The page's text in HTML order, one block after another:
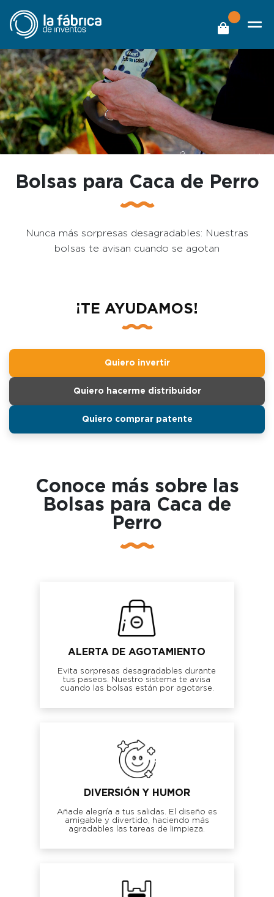
Bolsas para Caca de Perro
Nunca más sorpresas desagradables: Nuestras
bolsas te avisan cuando se agotan
¡TE AYUDAMOS!
Quiero invertir
Quiero hacerme distribuidor
Quiero comprar patente
Conoce más sobre las
Bolsas para Caca de
Perro
ALERTA DE AGOTAMIENTO
Evita sorpresas desagradables durante
tus paseos. Nuestro sistema te avisa
cuando las bolsas están por agotarse.
DIVERSIÓN Y HUMOR
Añade alegría a tus salidas. El diseño es
amigable y divertido, haciendo más
agradables las tareas de limpieza.